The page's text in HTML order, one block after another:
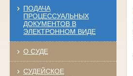
ПОДАЧА
ПРОЦЕССУАЛЬНЫХ
ДОКУМЕНТОВ В
ЭЛЕКТРОННОМ ВИДЕ
О СУДЕ
СУДЕЙСКОЕ